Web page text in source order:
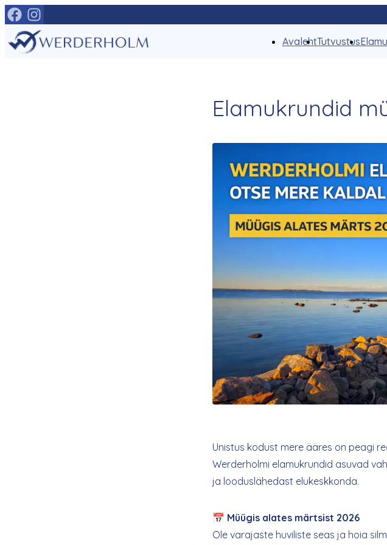
Mine
otse
sisu
juurde
AvalehtTutvustus
Elamukrundid
Unistus kodust mere ääres on peagi
Werderholmi elamukrundid asuvad
ja looduslähedast elukeskkonda.
📅 Müügis alates märtsist 2026
Ole varajaste huviliste seas ja hoia